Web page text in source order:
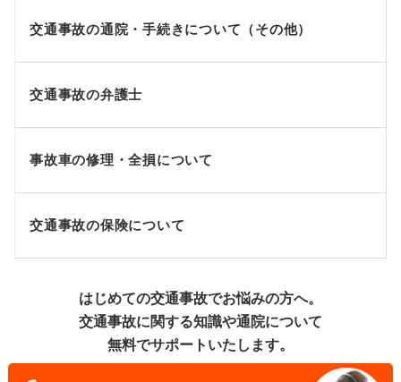
交通事故の通院・手続きについて（その他）
交通事故の弁護士
事故車の修理・全損について
交通事故の保険について
はじめての交通事故でお悩みの方へ。
交通事故に関する知識や通院について
無料でサポートいたします。